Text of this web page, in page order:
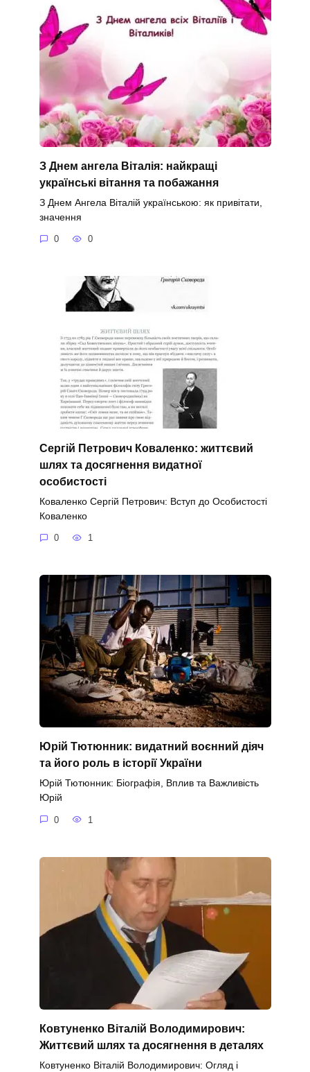
З Днем ангела Віталія: найкращі
українські вітання та побажання
З Днем Ангела Віталій українською: як привітати,
значення
0 0
Сергій Петрович Коваленко: життєвий
шлях та досягнення видатної
особистості
Коваленко Сергій Петрович: Вступ до Особистості
Коваленко
0 1
Юрій Тютюнник: видатний воєнний діяч
та його роль в історії України
Юрій Тютюнник: Біографія, Вплив та Важливість
Юрій
0 1
Ковтуненко Віталій Володимирович:
Життєвий шлях та досягнення в деталях
Ковтуненко Віталій Володимирович: Огляд і